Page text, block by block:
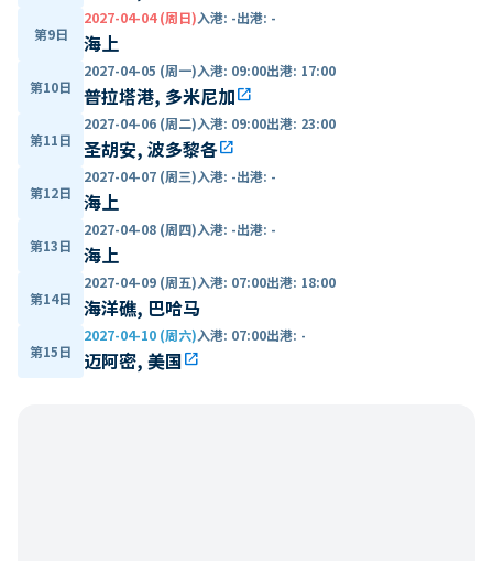
第9日
2027-04-04 (周日)入港: -出港: -
海上
第10日
2027-04-05 (周一)入港: 09:00出港: 17:00
普拉塔港, 多米尼加open_in_new
第11日
2027-04-06 (周二)入港: 09:00出港: 23:00
圣胡安, 波多黎各open_in_new
第12日
2027-04-07 (周三)入港: -出港: -
海上
第13日
2027-04-08 (周四)入港: -出港: -
海上
第14日
2027-04-09 (周五)入港: 07:00出港: 18:00
海洋礁, 巴哈马
第15日
2027-04-10 (周六)入港: 07:00出港: -
迈阿密, 美国open_in_new